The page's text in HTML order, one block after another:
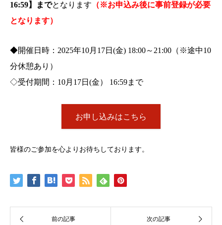
16:59】までとなります （※お申込み後に事前登録が必要
となります）
◆開催日時：2025年10月17日(金) 18:00～21:00（※途中10
分休憩あり）
◇受付期間：10月17日(金） 16:59まで
お申し込みはこちら
皆様のご参加を心よりお待ちしております。